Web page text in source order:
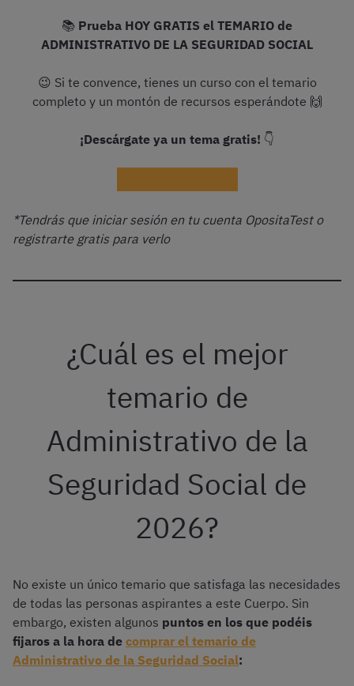
📚 Prueba HOY GRATIS el TEMARIO de
ADMINISTRATIVO DE LA SEGURIDAD SOCIAL
😉 Si te convence, tienes un curso con el temario
completo y un montón de recursos esperándote 🙌
¡Descárgate ya un tema gratis! 👇
*Tendrás que iniciar sesión en tu cuenta OpositaTest o
registrarte gratis para verlo
¿Cuál es el mejor
temario de
Administrativo de la
Seguridad Social de
2026?
No existe un único temario que satisfaga las necesidades
de todas las personas aspirantes a este Cuerpo. Sin
embargo, existen algunos puntos en los que podéis
fijaros a la hora de comprar el temario de
Administrativo de la Seguridad Social: